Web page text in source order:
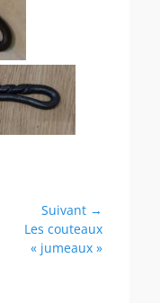
Suivant →
Les couteaux
« jumeaux »